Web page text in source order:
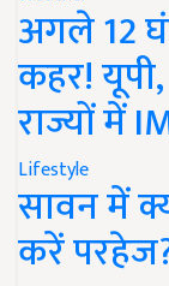
अगले 12
कहर!
राज्यों में
Lifestyle
सावन में
करें